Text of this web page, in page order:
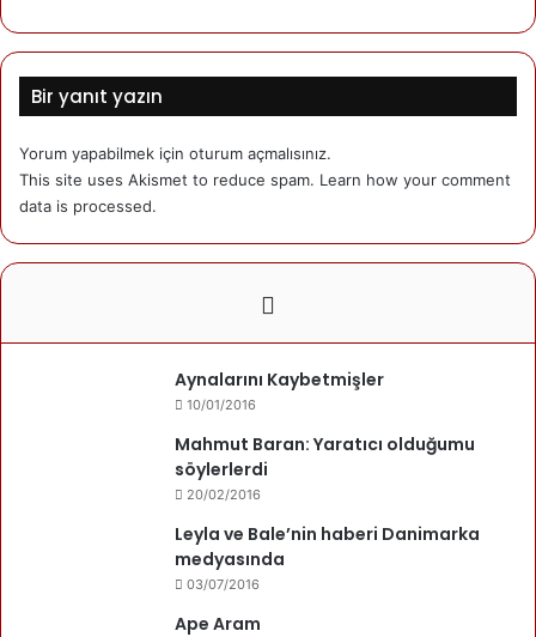
olan Şoreş Reşi’ye ile Orta Anadolu Kürtlerin yaşadıkları
bölgeleri, konuştukları dilleri, aşiretleri, inançları ve Kürt
Özgürlük Mücadelesi ile bağlantılarını sorduk.
Orta Anadolu Kürtleri daha çok hangi kentlerde yaşar?
olan bölge Orta Anadolu’dur. Örneğin Sakarya, Çankırı,
Sinop, Adana gibi yerlerde de Kürtler vardır.
Ne kadar Kürt yaşıyor bu bölgelerde?
Bölgedeki Kürtlerin nüfusunun tahminen iki milyon
olduğunu düşünüyoruz. Bunların Yüzde 75 Kurmanc, %15
nin Lekî (Kurdaki) ve yüzde 10’nun da Kirmanckî konuşan
olduğunu tahmin ediyoruz. Bölgede üç Kürt diyalektiği
Bir yanıt yazın
Yorum yapabilmek için oturum açmalısınız.
This site uses Akismet to reduce spam. Learn how your comment
data is processed.
Aynalarını Kaybetmişler
10/01/2016
Mahmut Baran: Yaratıcı olduğumu
söylerlerdi
20/02/2016
Leyla ve Bale’nin haberi Danimarka
medyasında
03/07/2016
Ape Aram